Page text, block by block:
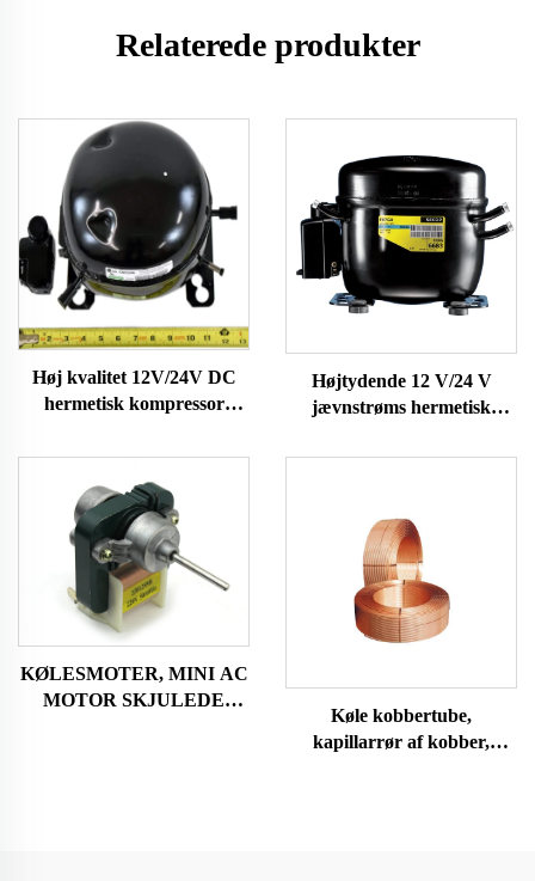
Relaterede produkter
Høj kvalitet 12V/24V DC
hermetisk kompressor
køleskabe og fryser på
køretøjer
Højtydende 12 V/24 V
jævnstrøms hermetisk
køleanlæg til biler og
KØLESMOTER, MINI AC
MOTOR SKJULEDE
Køle kobbertube,
kapillarrør af kobber,